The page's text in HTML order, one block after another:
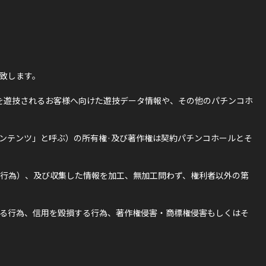
ます。
技されるお客様へ向けた遊技データ情報や、その他のパチンコホ
ンツ」と呼ぶ）の所有権·及び著作権は契約パチンコホールとそ
為）、及び収集した情報を加工、無加工問わず、権利者以外の第
行為、信用を毀損する行為、著作権侵害・商標権侵害もしくはそ